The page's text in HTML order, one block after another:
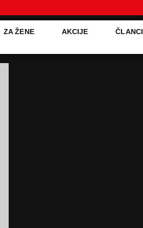
ZA ŽENE AKCIJE ČLANCI